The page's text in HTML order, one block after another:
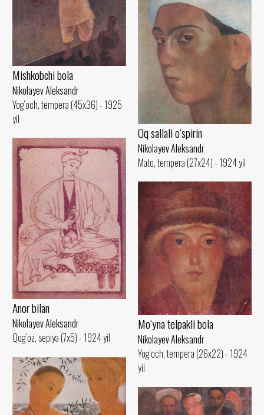
Mishkobchi bola
Nikolayev Aleksandr
Yog‘och, tempera (45x36) - 1925
yil
Oq sallali o‘spirin
Nikolayev Aleksandr
Mato, tempera (27x24) - 1924 yil
Anor bilan
Nikolayev Aleksandr
Qog‘oz, sepiya (7x5) - 1924 yil
Mo‘yna telpakli bola
Nikolayev Aleksandr
Yog‘och, tempera (26x22) - 1924
yil